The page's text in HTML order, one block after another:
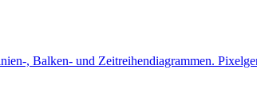
, Balken- und Zeitreihendiagrammen.